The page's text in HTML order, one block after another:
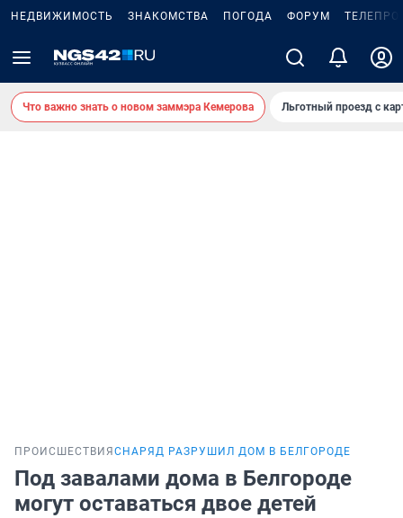
НЕДВИЖИМОСТЬ ЗНАКОМСТВА ПОГОДА ФОРУМ
Что важно знать о новом заммэра Кемерова Льготный проезд с
ПРОИСШЕСТВИЯ СНАРЯД РАЗРУШИЛ ДОМ В БЕЛГОРОДЕ
Под завалами дома в Белгороде
могут оставаться двое детей